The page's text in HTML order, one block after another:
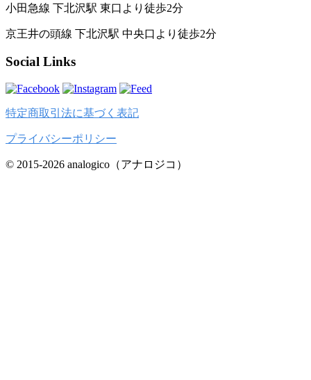
小田急線 下北沢駅 東口より徒歩2分
京王井の頭線 下北沢駅 中央口より徒歩2分
Social Links
特定商取引法に基づく表記
プライバシーポリシー
© 2015-2026 analogico（アナロジコ）